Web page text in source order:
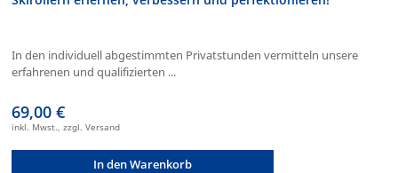
In den individuell abgestimmten Privatstunden vermitteln unsere
erfahrenen und qualifizierten ...
69,00 €
inkl. Mwst., zzgl. Versand
In den Warenkorb